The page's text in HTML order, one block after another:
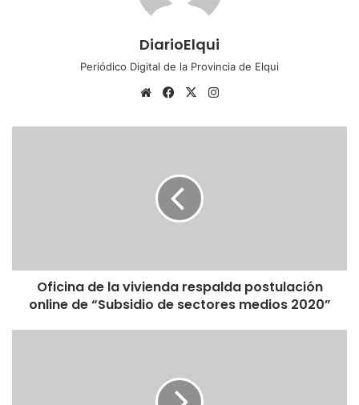
DiarioElqui
Periódico Digital de la Provincia de Elqui
Siti
we
Fa
bo
X
ra
e
Oficina de la vivienda respalda postulación
online de “Subsidio de sectores medios 2020”